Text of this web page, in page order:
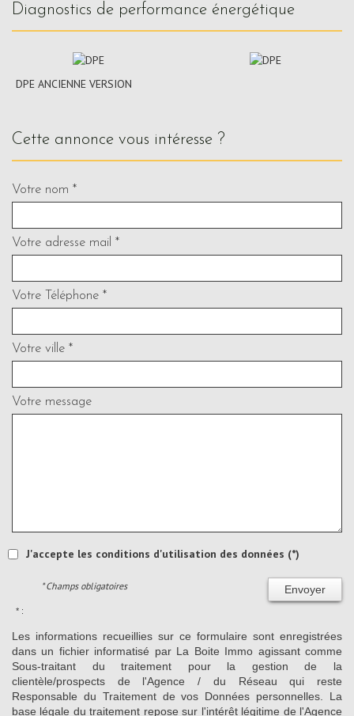
diagnostics de performance énergétique
DPE ANCIENNE VERSION
cette annonce vous intéresse ?
Votre nom *
Votre adresse mail *
Votre Téléphone *
Votre ville *
Votre message
J'accepte les conditions d'utilisation des données (*)
Envoyer
* Champs obligatoires
* :
Les informations recueillies sur ce formulaire sont enregistrées
dans un fichier informatisé par La Boite Immo agissant comme
Sous-traitant du traitement pour la gestion de la
clientèle/prospects de l'Agence / du Réseau qui reste
Responsable du Traitement de vos Données personnelles. La
base légale du traitement repose sur l'intérêt légitime de l'Agence